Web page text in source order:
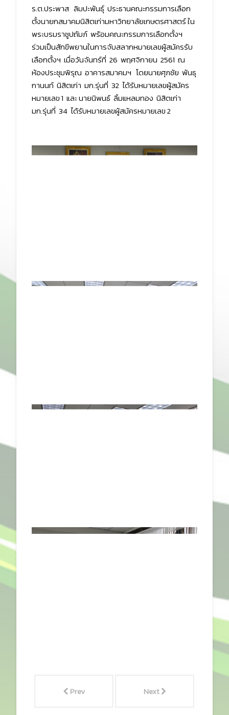
ร.ต.ประพาส ลิมปะพันธุ์ ประธานคณะกรรมการเลือก
ตั้งนายกสมาคมนิสิตเก่ามหาวิทยาลัยเกษตรศาสตร์ ใน
พระบรมราชูปถัมภ์ พร้อมคณะกรรมการเลือกตั้งฯ
ร่วมเป็นสักขีพยานในการจับสลากหมายเลขผู้สมัครรับ
เลือกตั้งฯ เมื่อวันจันทร์ที่ 26 พฤศจิกายน 2561 ณ
ห้องประชุมพิรุณ อาคารสมาคมฯ โดยนายศุภชัย พันธุ
กานนท์ นิสิตเก่า มก.รุ่นที่ 32 ได้รับหมายเลขผู้สมัคร
หมายเลข 1 และ นายนิพนธ์ ลิ้มแหลมทอง นิสิตเก่า
มก.รุ่นที่ 34 ได้รับหมายเลขผู้สมัครหมายเลข 2
Prev Next